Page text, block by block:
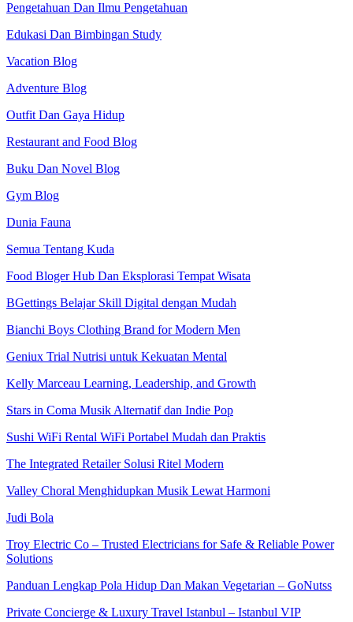
Pengetahuan Dan Ilmu Pengetahuan
Edukasi Dan Bimbingan Study
Vacation Blog
Adventure Blog
Outfit Dan Gaya Hidup
Restaurant and Food Blog
Buku Dan Novel Blog
Gym Blog
Dunia Fauna
Semua Tentang Kuda
Food Bloger Hub Dan Eksplorasi Tempat Wisata
BGettings Belajar Skill Digital dengan Mudah
Bianchi Boys Clothing Brand for Modern Men
Geniux Trial Nutrisi untuk Kekuatan Mental
Kelly Marceau Learning, Leadership, and Growth
Stars in Coma Musik Alternatif dan Indie Pop
Sushi WiFi Rental WiFi Portabel Mudah dan Praktis
The Integrated Retailer Solusi Ritel Modern
Valley Choral Menghidupkan Musik Lewat Harmoni
Judi Bola
Troy Electric Co – Trusted Electricians for Safe & Reliable Power
Solutions
Panduan Lengkap Pola Hidup Dan Makan Vegetarian – GoNutss
Private Concierge & Luxury Travel Istanbul – Istanbul VIP